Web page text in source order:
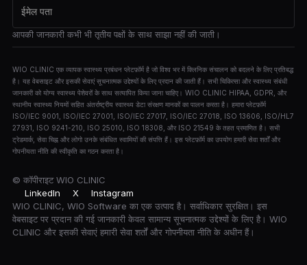
आपकी जानकारी कभी भी तृतीय पक्षों के साथ साझा नहीं की जाती।
WIO CLINIC एक व्यापक स्वास्थ्य प्रबंधन प्लेटफ़ॉर्म है जो विश्व भर में क्लिनिक संचालन को बदलने के लिए प्रतिबद्ध
है। यह वेबसाइट और इसकी सेवाएं सूचनात्मक उद्देश्यों के लिए प्रदान की जाती हैं। सभी चिकित्सा और स्वास्थ्य संबंधी
जानकारी को योग्य स्वास्थ्य पेशेवरों के साथ सत्यापित किया जाना चाहिए। WIO CLINIC HIPAA, GDPR, और
स्थानीय स्वास्थ्य नियमों सहित अंतर्राष्ट्रीय स्वास्थ्य डेटा संरक्षण मानकों का पालन करता है। हमारा प्लेटफ़ॉर्म
ISO/IEC 9001, ISO/IEC 27001, ISO/IEC 27017, ISO/IEC 27018, ISO 13606, ISO/HL7
27931, ISO 9241-210, ISO 25010, ISO 18308, और ISO 21549 के तहत प्रमाणित है। सभी
ट्रेडमार्क, सेवा चिह्न और लोगो उनके संबंधित स्वामियों की संपत्ति हैं। इस प्लेटफ़ॉर्म का उपयोग हमारी सेवा शर्तों और
गोपनीयता नीति की स्वीकृति का गठन करता है।
© कॉपीराइटWIO CLINIC
LinkedIn
X
Instagram
WIO CLINIC, WIO Software का एक उत्पाद है। सर्वाधिकार सुरक्षित। इस
वेबसाइट पर प्रदान की गई जानकारी केवल सामान्य सूचनात्मक उद्देश्यों के लिए है। WIO
CLINIC और इसकी सेवाएं हमारी सेवा शर्तों और गोपनीयता नीति के अधीन हैं।